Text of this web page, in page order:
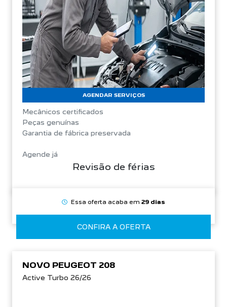
Revisão de férias
AGENDAR SERVIÇOS
Mecânicos certificados
Peças genuínas
Garantia de fábrica preservada
Agende já
Essa oferta acaba em 29 dias
CONFIRA A OFERTA
NOVO PEUGEOT 208
Active Turbo 26/26